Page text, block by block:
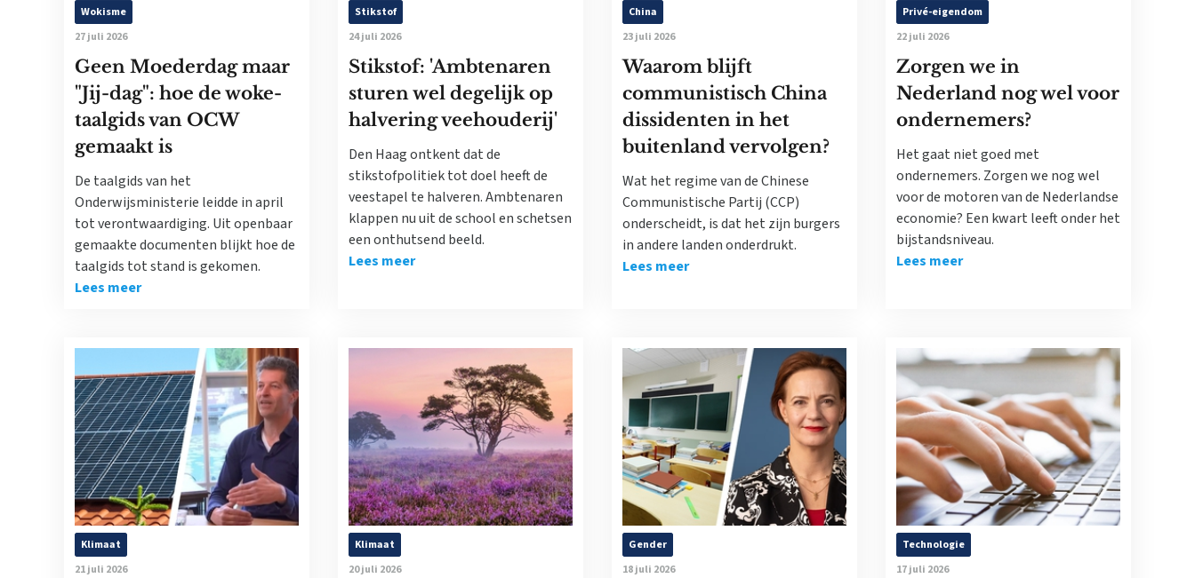
Wokisme
27 juli 2026
Geen Moederdag maar
"Jij-dag": hoe de woke-
taalgids van OCW
gemaakt is
De taalgids van het
Onderwijsministerie leidde in april
tot verontwaardiging. Uit openbaar
gemaakte documenten blijkt hoe de
taalgids tot stand is gekomen.
Lees meer
Stikstof
24 juli 2026
Stikstof: 'Ambtenaren
sturen wel degelijk op
halvering veehouderij'
Den Haag ontkent dat de
stikstofpolitiek tot doel heeft de
veestapel te halveren. Ambtenaren
klappen nu uit de school en schetsen
een onthutsend beeld.
Lees meer
China
23 juli 2026
Waarom blijft
communistisch China
dissidenten in het
buitenland vervolgen?
Wat het regime van de Chinese
Communistische Partij (CCP)
onderscheidt, is dat het zijn burgers
in andere landen onderdrukt.
Lees meer
Privé-eigendom
22 juli 2026
Zorgen we in
Nederland nog wel voor
ondernemers?
Het gaat niet goed met
ondernemers. Zorgen we nog wel
voor de motoren van de Nederlandse
economie? Een kwart leeft onder het
bijstandsniveau.
Lees meer
Klimaat
21 juli 2026
Klimaat
20 juli 2026
Gender
18 juli 2026
Technologie
17 juli 2026